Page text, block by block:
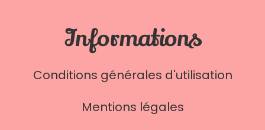
Informations
Conditions générales d'utilisation
Mentions légales